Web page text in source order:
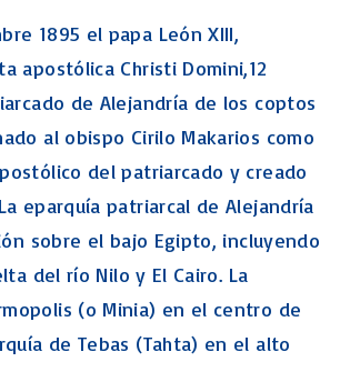
1895 el papa León XIII,
apostólica Christi Domini,12
de Alejandría de los coptos
al obispo Cirilo Makarios como
del patriarcado y creado
eparquía patriarcal de Alejandría
sobre el bajo Egipto, incluyendo
del río Nilo y El Cairo. La
(o Minia) en el centro de
de Tebas (Tahta) en el alto